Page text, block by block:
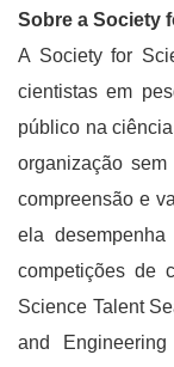
Sobre a Society
A Society for
cientistas em
público na
organização
compreensão e
ela
competições de
Science Talent
and